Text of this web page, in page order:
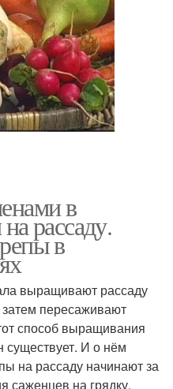
в
рассаду.
в
выращивают рассаду
пересаживают
способ выращивания
существует. И о нём
на рассаду начинают за
саженцев на грядку.